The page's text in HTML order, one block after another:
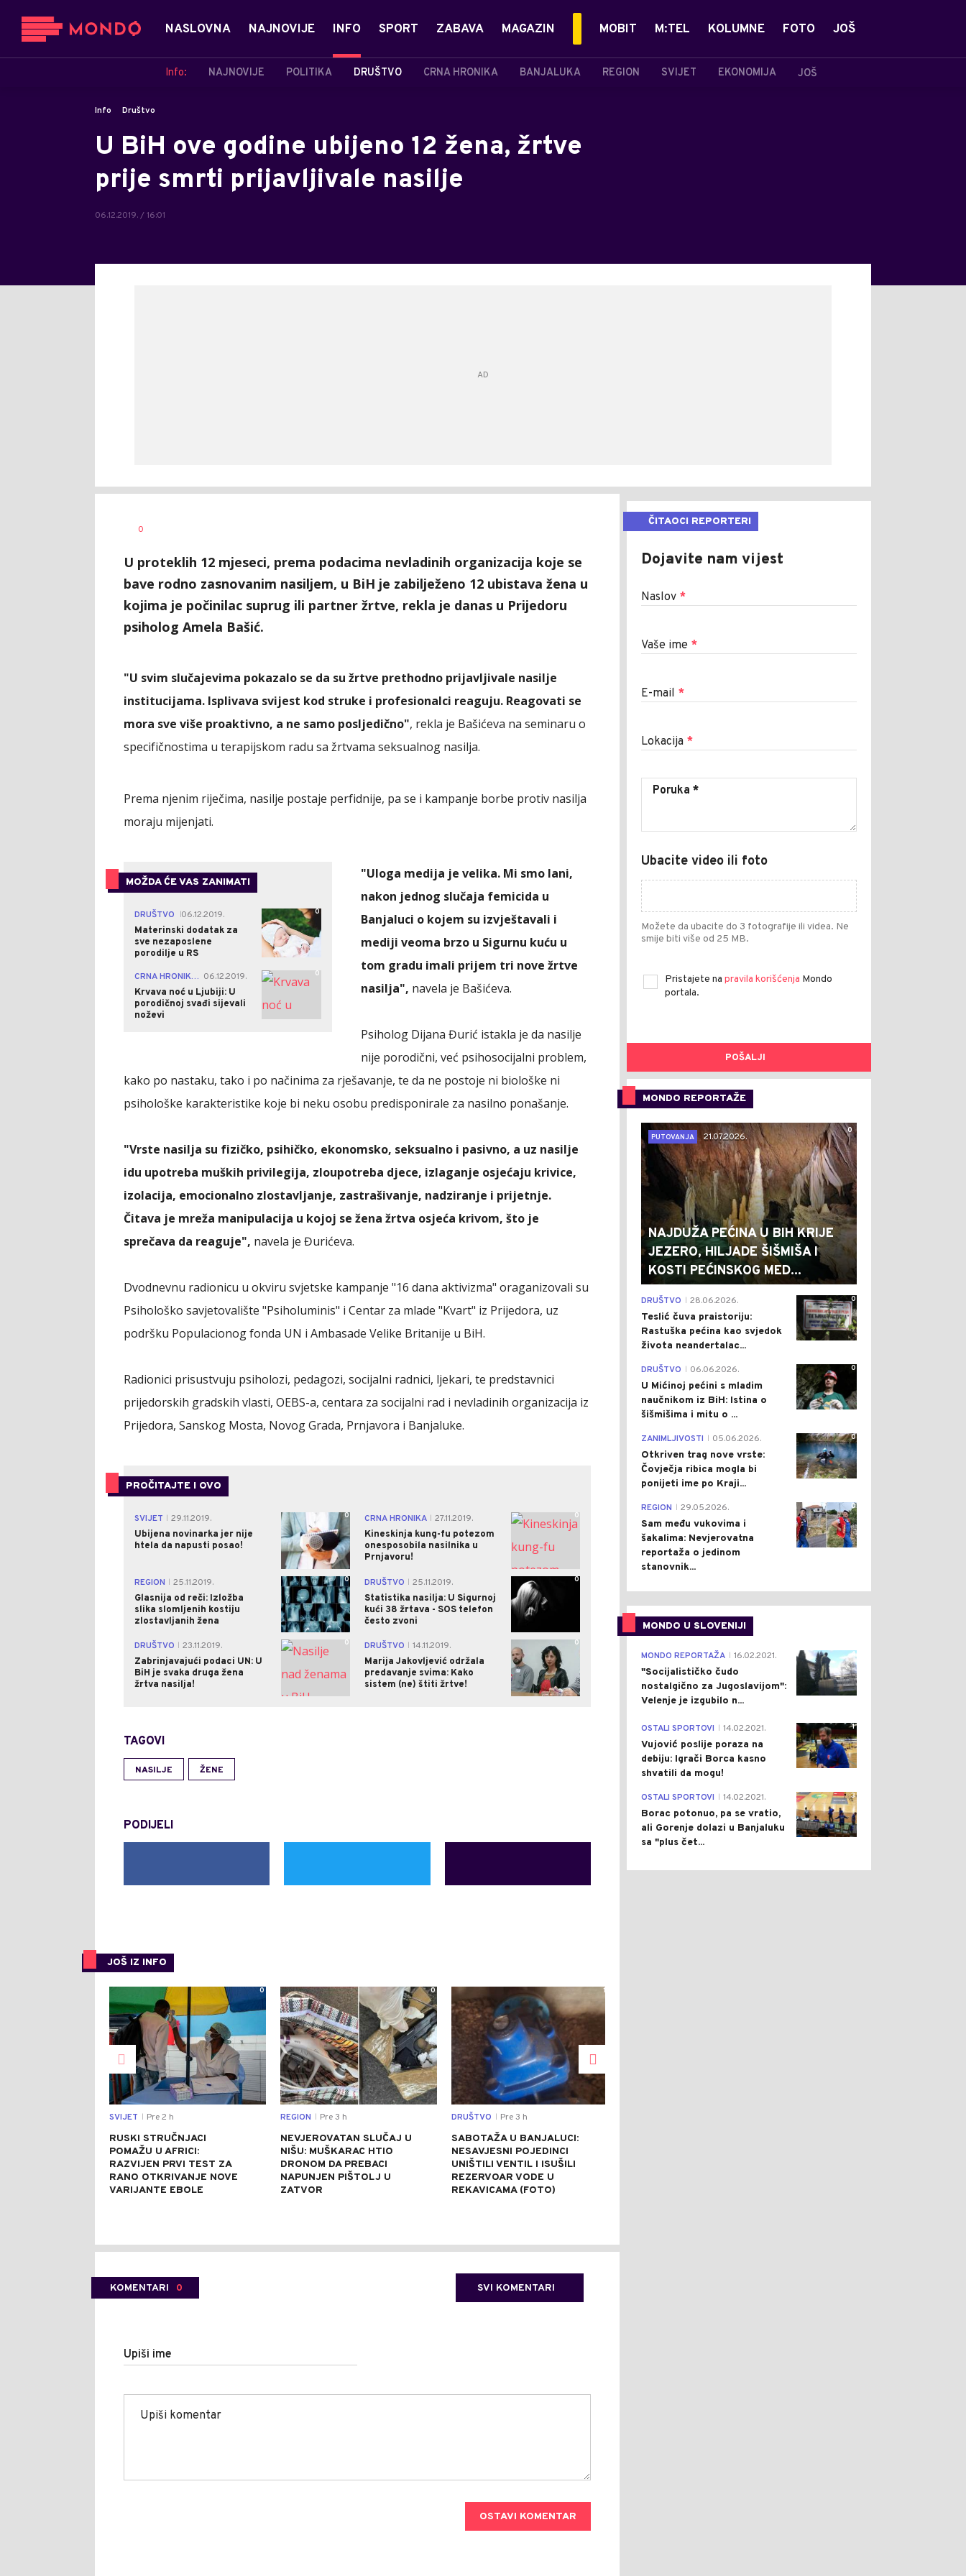
NASLOVNA NAJNOVIJE INFO
Info: NAJNOVIJE POLITIKA DRUŠTVO CRNA HRONIKA BANJALUKA REGION SVIJET EKONOMIJA JOŠ
SPORT ZABAVA MAGAZIN MOBIT M:TEL KOLUMNE FOTO JOŠ
Info Društvo
U BiH ove godine ubijeno 12 žena, žrtve
prije smrti prijavljivale nasilje
06.12.2019. / 16:01
AUTOR
0
U proteklih 12 mjeseci, prema podacima nevladinih organizacija koje se
bave rodno zasnovanim nasiljem, u BiH je zabilježeno 12 ubistava žena u
kojima je počinilac suprug ili partner žrtve, rekla je danas u Prijedoru
psiholog Amela Bašić.
"U svim slučajevima pokazalo se da su žrtve prethodno prijavljivale nasilje
institucijama. Isplivava svijest kod struke i profesionalci reaguju. Reagovati se
mora sve više proaktivno, a ne samo posljedično", rekla je Bašićeva na seminaru o
specifičnostima u terapijskom radu sa žrtvama seksualnog nasilja.
Prema njenim riječima, nasilje postaje perfidnije, pa se i kampanje borbe protiv nasilja
moraju mijenjati.
MOŽDA ĆE VAS ZANIMATI
DRUŠTVO
06.12.2019.
Materinski dodatak za
sve nezaposlene
porodilje u RS
0
CRNA HRONIKA 06.12.2019.
Krvava noć u Ljubiji: U
porodičnoj svađi sijevali
noževi
0
"Uloga medija je velika. Mi smo lani,
nakon jednog slučaja femicida u
Banjaluci o kojem su izvještavali i
mediji veoma brzo u Sigurnu kuću u
tom gradu imali prijem tri nove žrtve
nasilja", navela je Bašićeva.
Psiholog Dijana Đurić istakla je da nasilje
nije porodični, već psihosocijalni problem,
kako po nastaku, tako i po načinima za rješavanje, te da ne postoje ni biološke ni
psihološke karakteristike koje bi neku osobu predisponirale za nasilno ponašanje.
"Vrste nasilja su fizičko, psihičko, ekonomsko, seksualno i pasivno, a uz nasilje
idu upotreba muških privilegija, zloupotreba djece, izlaganje osjećaju krivice,
izolacija, emocionalno zlostavljanje, zastrašivanje, nadziranje i prijetnje.
Čitava je mreža manipulacija u kojoj se žena žrtva osjeća krivom, što je
sprečava da reaguje", navela je Đurićeva.
Dvodnevnu radionicu u okviru svjetske kampanje "16 dana aktivizma" oraganizovali su
Psihološko savjetovalište "Psiholuminis" i Centar za mlade "Kvart" iz Prijedora, uz
podršku Populacionog fonda UN i Ambasade Velike Britanije u BiH.
Radionici prisustvuju psiholozi, pedagozi, socijalni radnici, ljekari, te predstavnici
prijedorskih gradskih vlasti, OEBS-a, centara za socijalni rad i nevladinih organizacija iz
Prijedora, Sanskog Mosta, Novog Grada, Prnjavora i Banjaluke.
PROČITAJTE I OVO
SVIJET
29.11.2019.
Ubijena novinarka jer nije
htela da napusti posao!
0 CRNA HRONIKA
27.11.2019.
Kineskinja kung-fu potezom
onesposobila nasilnika u
Prnjavoru!
0
REGION
25.11.2019.
Glasnija od reči: Izložba
slika slomljenih kostiju
zlostavljanih žena
0 DRUŠTVO
25.11.2019.
Statistika nasilja: U Sigurnoj
kući 38 žrtava - SOS telefon
često zvoni
0
DRUŠTVO
23.11.2019.
Zabrinjavajući podaci UN: U
BiH je svaka druga žena
žrtva nasilja!
0 DRUŠTVO
14.11.2019.
Marija Jakovljević održala
predavanje svima: Kako
sistem (ne) štiti žrtve!
0
TAGOVI
NASILJE ŽENE
PODIJELI
JOŠ IZ INFO
0
SVIJET Pre 2 h
RUSKI STRUČNJACI
POMAŽU U AFRICI:
RAZVIJEN PRVI TEST ZA
RANO OTKRIVANJE NOVE
VARIJANTE EBOLE
0
REGION Pre 3 h
NEVJEROVATAN SLUČAJ U
NIŠU: MUŠKARAC HTIO
DRONOM DA PREBACI
NAPUNJEN PIŠTOLJ U
ZATVOR
1
DRUŠTVO Pre 3 h
SABOTAŽA U BANJALUCI:
NESAVJESNI POJEDINCI
UNIŠTILI VENTIL I ISUŠILI
REZERVOAR VODE U
REKAVICAMA (FOTO)
KOMENTARI 0 SVI KOMENTARI
Upiši ime
OSTAVI KOMENTAR
ČITAOCI REPORTERI
Dojavite nam vijest
Naslov *
Vaše ime *
E-mail *
Lokacija *
Ubacite video ili foto
Možete da ubacite do 3 fotografije ili videa. Ne
smije biti više od 25 MB.
Pristajete na pravila korišćenja Mondo
portala.
POŠALJI
MONDO REPORTAŽE
0
PUTOVANJA
21.07.2026.
NAJDUŽA PEĆINA U BIH KRIJE
JEZERO, HILJADE ŠIŠMIŠA I
KOSTI PEĆINSKOG MED...
0
DRUŠTVO 28.06.2026.
Teslić čuva praistoriju:
Rastuška pećina kao svjedok
života neandertalac...
0
DRUŠTVO 06.06.2026.
U Mićinoj pećini s mladim
naučnikom iz BiH: Istina o
šišmišima i mitu o ...
0
ZANIMLJIVOSTI 05.06.2026.
Otkriven trag nove vrste:
Čovječja ribica mogla bi
ponijeti ime po Kraji...
0
REGION 29.05.2026.
Sam među vukovima i
šakalima: Nevjerovatna
reportaža o jedinom
stanovnik...
MONDO U SLOVENIJI
4
MONDO REPORTAŽA 16.02.2021.
"Socijalističko čudo
nostalgično za Jugoslavijom":
Velenje je izgubilo n...
1
OSTALI SPORTOVI 14.02.2021.
Vujović poslije poraza na
debiju: Igrači Borca kasno
shvatili da mogu!
3
OSTALI SPORTOVI 14.02.2021.
Borac potonuo, pa se vratio,
ali Gorenje dolazi u Banjaluku
sa "plus čet...